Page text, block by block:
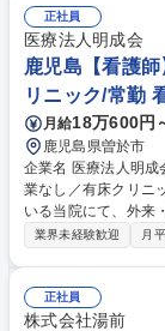
更の範囲】変更なし 募集職種 【曽於市】病院の調理補助★未経験歓迎★
残業ほぼなし★充実
正社員
医療法人明成会
鹿児島【看護
リニック/常勤
月給18万600円
鹿児島県曽於市
企業名 医療法人明成会 求人名 鹿児島【看護師】マイカー通勤可／
業なし／有床クリニック／常勤 仕事の内容 地域
いる当院にて、外来
ーション勤務が基本
毒等の処置、その他
び夜勤（月３回～４
業界未経験歓迎 月
正社員
株式会社湯前